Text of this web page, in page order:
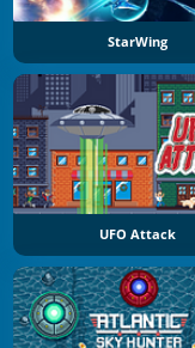
StarWing
UFO Attack